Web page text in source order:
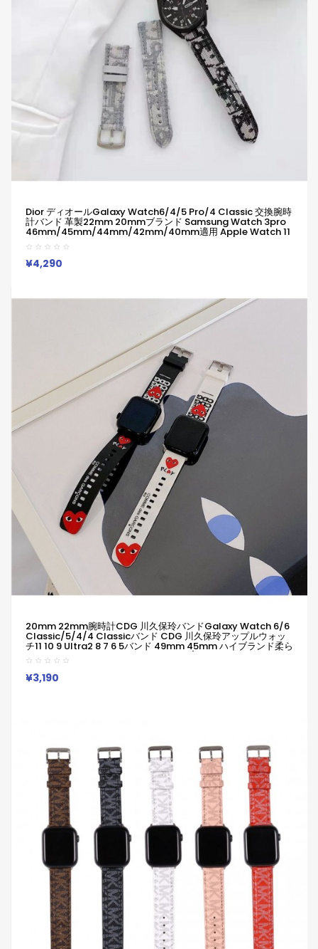
Dior ディオールGalaxy Watch6/4/5 Pro/4 Classic 交換腕時
計バンド 革製22mm 20mmブランド Samsung Watch 3pro
46mm/45mm/44mm/42mm/40mm適用 Apple Watch 11
10 9 8 7 Ultra Ultra2交換ベルト大人気 メンズ レディース
¥4,290
20mm 22mm腕時計CDG 川久保玲バンドGalaxy Watch 6/6
Classic/5/4/4 Classicバンド CDG 川久保玲アップルウォッ
チ11 10 9 Ultra2 8 7 6 5バンド 49mm 45mm ハイブランド柔ら
かい 通気性 防水 防汗 男女兼用 Galaxy/appleなどウォッチ対
応
¥3,190